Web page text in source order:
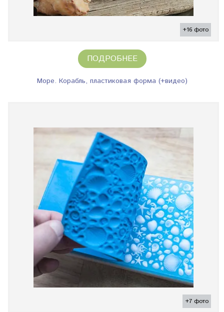
+16 фото
ПОДРОБНЕЕ
Море. Корабль, пластиковая форма (+видео)
+7 фото